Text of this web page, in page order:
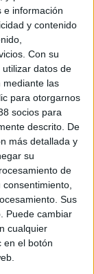
e información
y contenido
Con su
datos de
mediante las
para otorgarnos
socios para
descrito. De
más detallada y
su
de
Sus
Puede cambiar
cualquier
en el botón
que
o
primària,
com
diverses
d'Educació,
de
aquest cas
majoritari,
una
ser el
veuen